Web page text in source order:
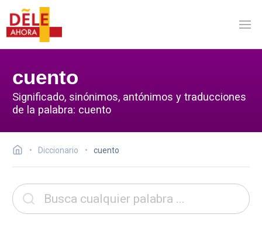
cuento
Significado, sinónimos, antónimos y traducciones
de la palabra: cuento
Diccionario cuento